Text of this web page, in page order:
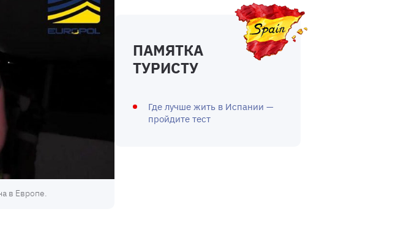
в Европе.
ПАМЯТКА
ТУРИСТУ
Где лучше жить в Испании —
пройдите тест